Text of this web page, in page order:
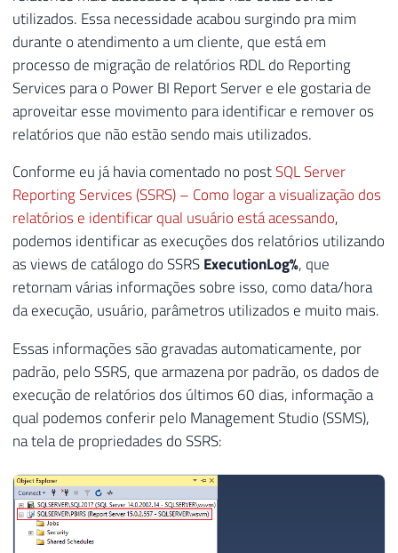
utilizados. Essa necessidade acabou surgindo pra mim
durante o atendimento a um cliente, que está em
processo de migração de relatórios RDL do Reporting
Services para o Power BI Report Server e ele gostaria de
aproveitar esse movimento para identificar e remover os
relatórios que não estão sendo mais utilizados.
Conforme eu já havia comentado no postSQL Server
Reporting Services (SSRS) – Como logar a visualização dos
relatórios e identificar qual usuário está acessando,
podemos identificar as execuções dos relatórios utilizando
as views de catálogo do SSRSExecutionLog%, que
retornam várias informações sobre isso, como data/hora
da execução, usuário, parâmetros utilizados e muito mais.
Essas informações são gravadas automaticamente, por
padrão, pelo SSRS, que armazena por padrão, os dados de
execução de relatórios dos últimos 60 dias, informação a
qual podemos conferir pelo Management Studio (SSMS),
na tela de propriedades do SSRS: